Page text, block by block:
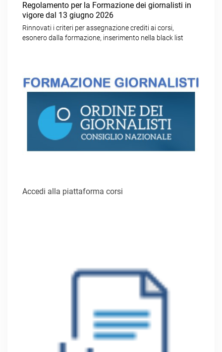
Regolamento per la Formazione dei giornalisti in
vigore dal 13 giugno 2026
Rinnovati i criteri per assegnazione crediti ai corsi,
esonero dalla formazione, inserimento nella black list
Accedi alla piattaforma corsi